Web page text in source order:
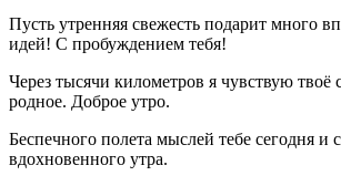
Пусть утренняя свежесть подарит много
идей! С пробуждением тебя!
Через тысячи километров я чувствую твоё
родное. Доброе утро.
Беспечного полета мыслей тебе сегодня и
вдохновенного утра.